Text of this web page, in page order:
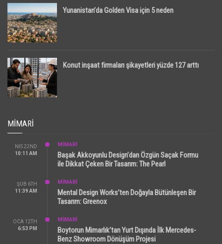
Yunanistan’da Golden Visa için 5 neden
Konut inşaat firmaları şikayetleri yüzde 127 arttı
MIMARI
NIS 22ND
10:11 AM
MİMARİ
Başak Akkoyunlu Design’dan Özgün Saçak Formu
ile Dikkat Çeken Bir Tasarım: The Pearl
ŞUB 6TH
11:39 AM
MİMARİ
Mental Design Works’ten Doğayla Bütünleşen Bir
Tasarım: Greenox
OCA 12TH
6:53 PM
MİMARİ
Boytorun Mimarlık’tan Yurt Dışında İlk Mercedes-
Benz Showroom Dönüşüm Projesi